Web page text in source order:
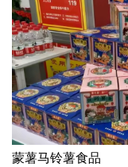
蒙薯马铃薯食品